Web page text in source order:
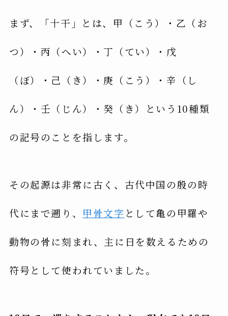
まず、「十干」とは、甲（こう）・乙（お
つ）・丙（へい）・丁（てい）・戊
（ぼ）・己（き）・庚（こう）・辛（し
ん）・壬（じん）・癸（き）という10種類
の記号のことを指します。
その起源は非常に古く、古代中国の殷の時
代にまで遡り、 甲骨文字 として亀の甲羅や
動物の骨に刻まれ、主に日を数えるための
符号として使われていました。